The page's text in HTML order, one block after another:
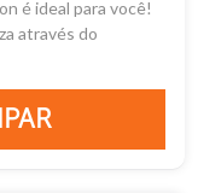
é ideal para você!
através do